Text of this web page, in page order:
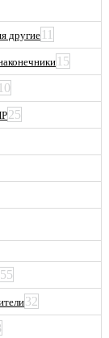
другие 11
15
10
25
55
32